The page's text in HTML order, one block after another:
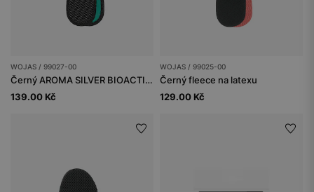
WOJAS / 99027-00
Černý AROMA SILVER BIOACTIVE
139.00 Kč
WOJAS / 99025-00
Černý fleece na latexu
129.00 Kč